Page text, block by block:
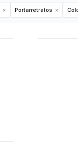
Portarretratos